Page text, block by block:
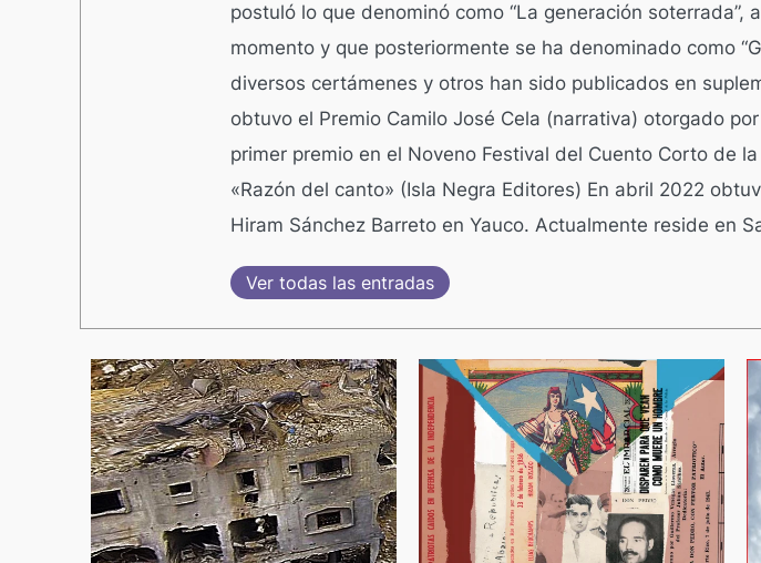
postuló lo que denominó como “La generación
momento y que posteriormente se ha denominado como
diversos certámenes y otros han sido publicados en
obtuvo el Premio Camilo José Cela (narrativa) otorgado
primer premio en el Noveno Festival del Cuento Corto de
«Razón del canto» (Isla Negra Editores) En abril 2022
Hiram Sánchez Barreto en Yauco. Actualmente reside en
Ver todas las entradas